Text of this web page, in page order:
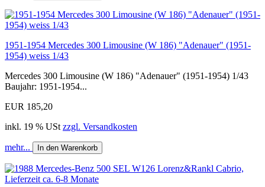
1951-1954 Mercedes 300 Limousine (W 186) "Adenauer" (1951-
1954) weiss 1/43
Mercedes 300 Limousine (W 186) "Adenauer" (1951-1954) 1/43
Baujahr: 1951-1954...
EUR 185,20
inkl. 19 % USt zzgl. Versandkosten
mehr... In den Warenkorb